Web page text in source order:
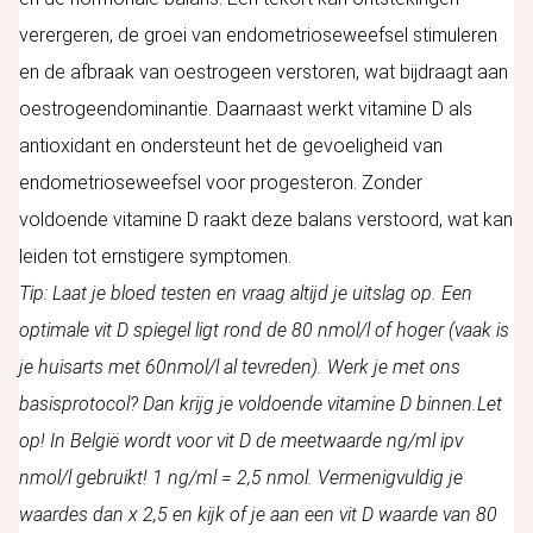
verergeren, de groei van endometrioseweefsel stimuleren
en de afbraak van oestrogeen verstoren, wat bijdraagt aan
oestrogeendominantie. Daarnaast werkt vitamine D als
antioxidant en ondersteunt het de gevoeligheid van
endometrioseweefsel voor progesteron. Zonder
voldoende vitamine D raakt deze balans verstoord, wat kan
leiden tot ernstigere symptomen.
Tip: Laat je bloed testen en vraag altijd je uitslag op. Een
optimale vit D spiegel ligt rond de 80 nmol/l of hoger (vaak is
je huisarts met 60nmol/l al tevreden). Werk je met ons
basisprotocol? Dan krijg je voldoende vitamine D binnen.Let
op! In België wordt voor vit D de meetwaarde ng/ml ipv
nmol/l gebruikt! 1 ng/ml = 2,5 nmol. Vermenigvuldig je
waardes dan x 2,5 en kijk of je aan een vit D waarde van 80